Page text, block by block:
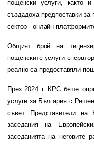
пощенски услуги, както и
създадоха предпоставки за
сектор - онлайн
Общият брой на
пощенските услуги
реално са предоставяли
През 2024 г. КРС беше
услуги за България с
съвет. Представители
заседания на
заседанията на неговите